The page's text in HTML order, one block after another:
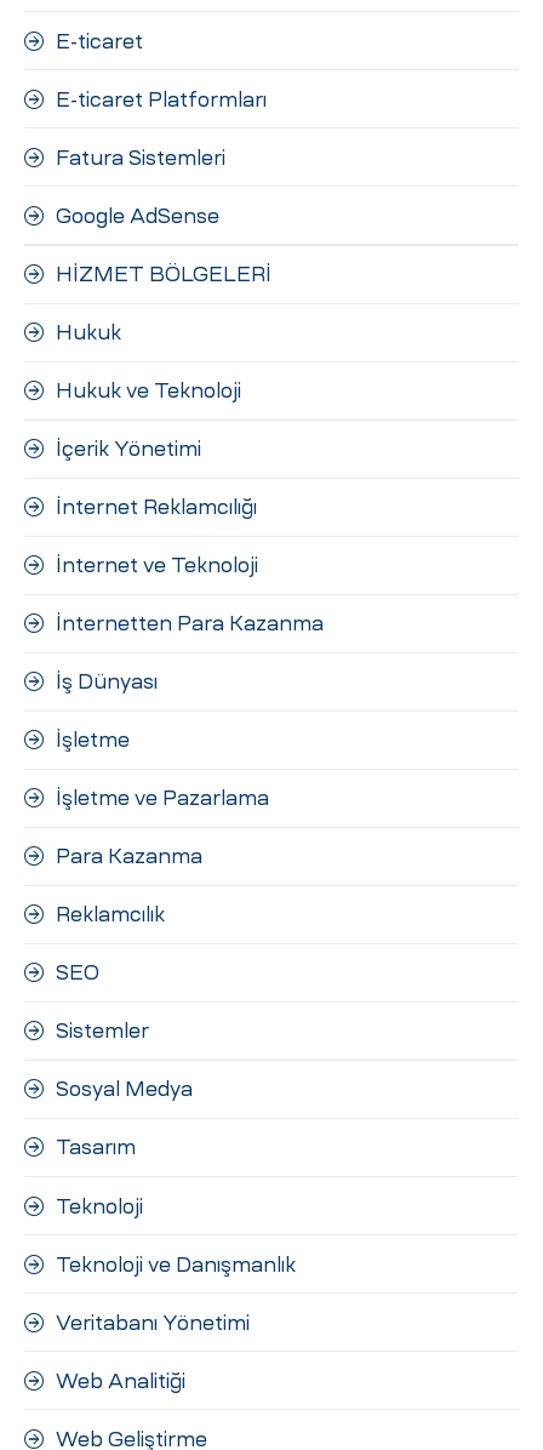
E-ticaret
E-ticaret Platformları
Fatura Sistemleri
Google AdSense
HİZMET BÖLGELERİ
Hukuk
Hukuk ve Teknoloji
İçerik Yönetimi
İnternet Reklamcılığı
İnternet ve Teknoloji
İnternetten Para Kazanma
İş Dünyası
İşletme
İşletme ve Pazarlama
Para Kazanma
Reklamcılık
SEO
Sistemler
Sosyal Medya
Tasarım
Teknoloji
Teknoloji ve Danışmanlık
Veritabanı Yönetimi
Web Analitiği
Web Geliştirme